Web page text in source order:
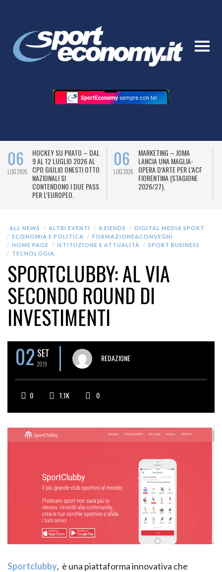
06
LUG 2026
HOCKEY SU PRATO – DAL
9 AL 12 LUGLIO 2026 AL
CPO GIULIO ONESTI OTTO
NAZIONALI SI
CONTENDONO I DUE PASS
PER L’EUROPEO.
06
LUG 2026
MARKETING – JOMA
LANCIA UNA MAGLIA-
OPERA D’ARTE PER L’ACF
FIORENTINA (STAGIONE
2026/27).
ALL NEWS ALTRI EVENTI AZIENDE
DIGITAL MEDIA SPORT
ECONOMIA E POLITICA
FORMAZIONE&CONVEGNI
HOME PAGE
ISTITUZIONE E ATTUALITÀ
SPORT BUSINESS
TECNOLOGIA
SPORTCLUBBY: AL VIA
SECONDO ROUND DI
INVESTIMENTI
02 SET
2019
REDAZIONE
0 1.1K 0
Sportclubby, è una piattaforma innovativa che